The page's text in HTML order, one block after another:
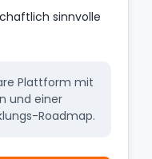
sinnvolle
Plattform mit
und einer
Roadmap.